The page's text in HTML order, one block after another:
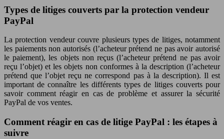
Types de litiges couverts par la protection vendeur
PayPal
La protection vendeur couvre plusieurs types de litiges, notamment
les paiements non autorisés (l’acheteur prétend ne pas avoir autorisé
le paiement), les objets non reçus (l’acheteur prétend ne pas avoir
reçu l’objet) et les objets non conformes à la description (l’acheteur
prétend que l’objet reçu ne correspond pas à la description). Il est
important de connaître les différents types de litiges couverts pour
savoir comment réagir en cas de problème et assurer la sécurité
PayPal de vos ventes.
Comment réagir en cas de litige PayPal : les étapes à
suivre